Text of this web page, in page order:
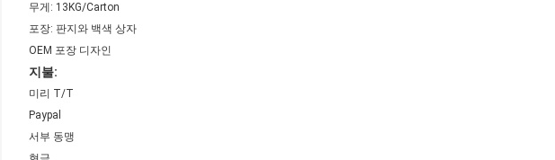
무게: 13KG/Carton
포장: 판지와 백색 상자
OEM 포장 디자인
지불:
미리 T/T
Paypal
서부 동맹